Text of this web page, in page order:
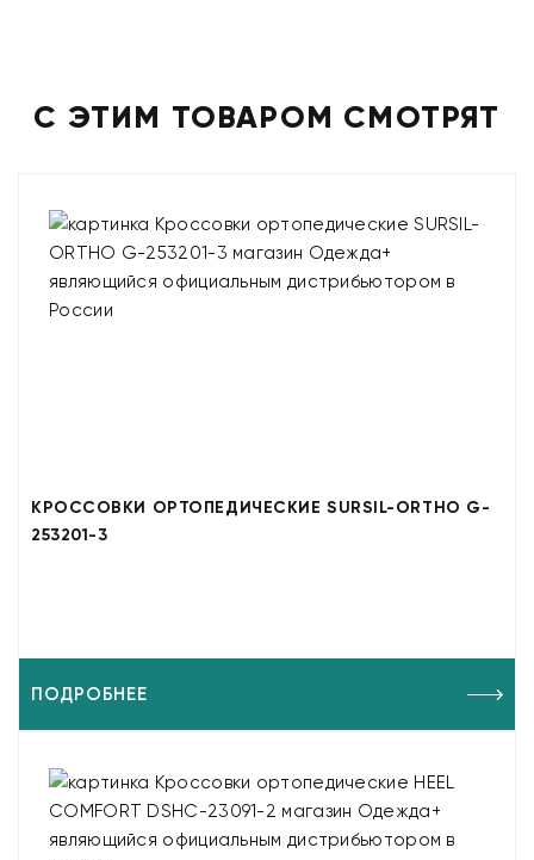
С ЭТИМ ТОВАРОМ СМОТРЯТ
КРОССОВКИ ОРТОПЕДИЧЕСКИЕ SURSIL-ORTHO G-
253201-3
ПОДРОБНЕЕ